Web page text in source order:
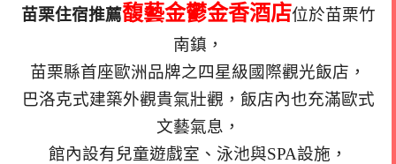
苗栗住宿推薦馥藝金鬱金香酒店位於苗栗竹
南鎮，
苗栗縣首座歐洲品牌之四星級國際觀光飯店，
巴洛克式建築外觀貴氣壯觀，飯店內也充滿歐式
文藝氣息，
館內設有兒童遊戲室、泳池與SPA設施，